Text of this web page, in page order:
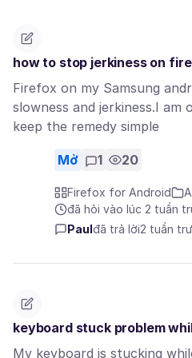
how to stop jerkiness on
Firefox on my Samsung
slowness and jerkiness.I am
keep the remedy simple
Mở 1 20
Firefox for Android
đã hỏi vào lúc 2 tuần
Paul đã trả lời2 tuần
keyboard stuck problem
My keyboard is stucking